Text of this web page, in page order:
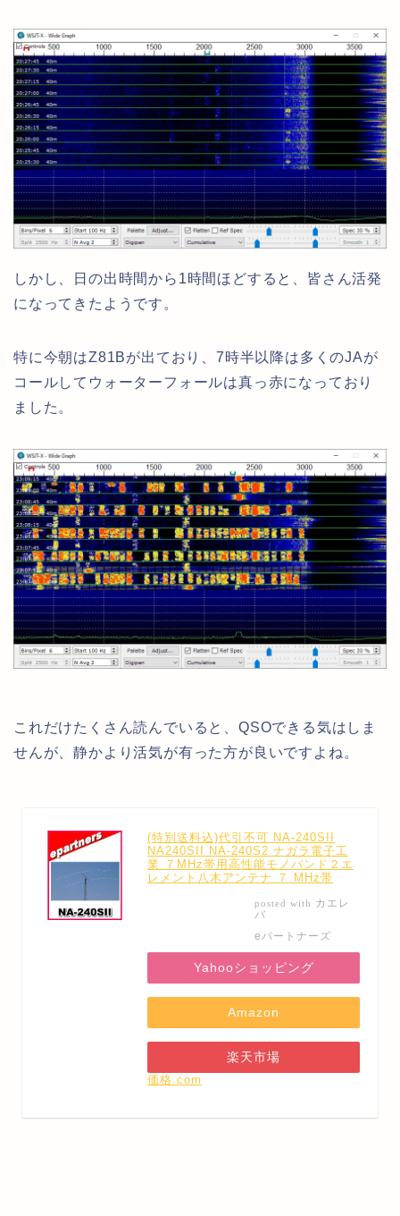
しかし、日の出時間から1時間ほどすると、皆さん活発
になってきたようです。
特に今朝はZ81Bが出ており、7時半以降は多くのJAが
コールしてウォーターフォールは真っ赤になっており
ました。
これだけたくさん読んでいると、QSOできる気はしま
せんが、静かより活気が有った方が良いですよね。
(特別送料込)代引不可 NA-240SII
NA240SII NA-240S2 ナガラ電子工
業 ７MHz帯用高性能モノバンド２エ
レメント八木アンテナ ７ MHz帯
posted with カエレ
バ
eパートナーズ
Yahooショッピング
Amazon
楽天市場
価格.com